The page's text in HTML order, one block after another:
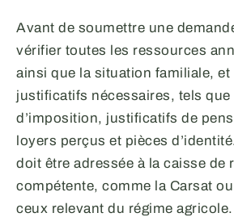
Avant de soumettre une
vérifier toutes les ressources
ainsi que la situation familiale, et
justificatifs nécessaires, tels que
d’imposition, justificatifs de
loyers perçus et pièces
doit être adressée à la caisse de
compétente, comme la Carsat
ceux relevant du régime agricole.